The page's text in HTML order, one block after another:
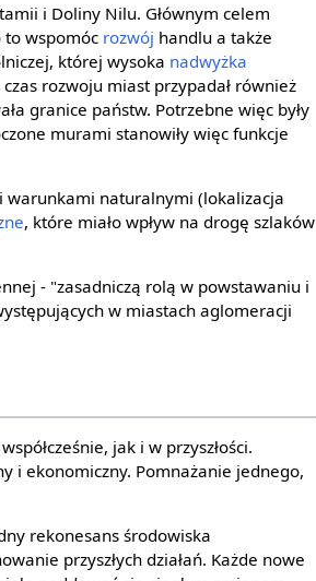
i Doliny Nilu. Głównym celem
to wspomóc rozwój handlu a także
której wysoka nadwyżka
rozwoju miast przypadał również
granice państw. Potrzebne więc były
murami stanowiły więc funkcje
warunkami naturalnymi (lokalizacja
, które miało wpływ na drogę szlaków
- "zasadniczą rolą w powstawaniu i
w miastach aglomeracji
jak i w przyszłości.
i ekonomiczny. Pomnażanie jednego,
rekonesans środowiska
przyszłych działań. Każde nowe